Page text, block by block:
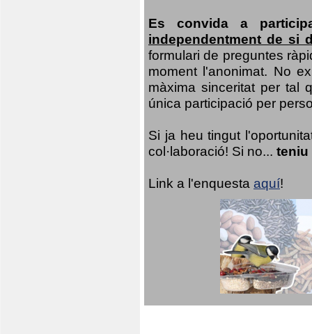
Es convida a
independentment de si
formulari de preguntes
moment l'anonimat. No
màxima sinceritat per tal
única participació per
Si ja heu tingut
col·laboració! Si no... teniu
Link a l'enquesta aquí!